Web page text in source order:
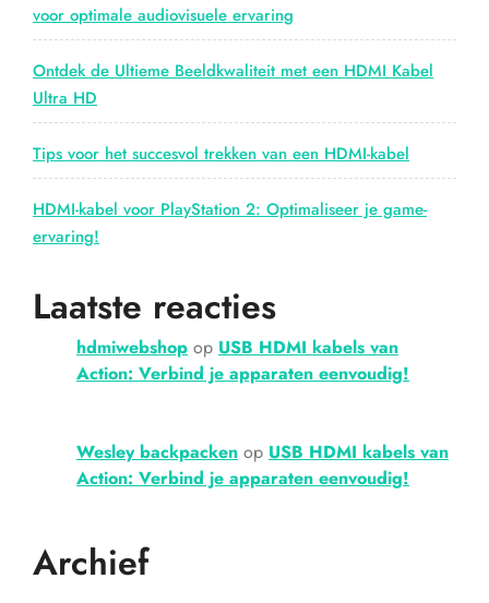
voor optimale audiovisuele ervaring
Ontdek de Ultieme Beeldkwaliteit met een HDMI Kabel
Ultra HD
Tips voor het succesvol trekken van een HDMI-kabel
HDMI-kabel voor PlayStation 2: Optimaliseer je game-
ervaring!
Laatste reacties
hdmiwebshop op USB HDMI kabels van
Action: Verbind je apparaten eenvoudig!
Wesley backpacken op USB HDMI kabels van
Action: Verbind je apparaten eenvoudig!
Archief